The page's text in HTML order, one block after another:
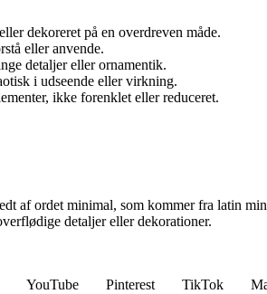
dekoreret på en overdreven måde.
eller anvende.
detaljer eller ornamentik.
i udseende eller virkning.
ikke forenklet eller reduceret.
af ordet minimal, som kommer fra latin
detaljer eller dekorationer.
YouTube Pinterest TikTok